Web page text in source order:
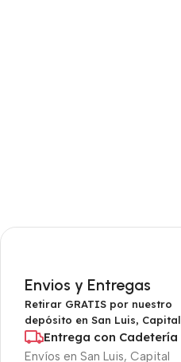
Envios y Entregas
Retirar GRATIS por nuestro
depósito en San Luis, Capital
Entrega con Cadetería
Envíos en San Luis, Capital